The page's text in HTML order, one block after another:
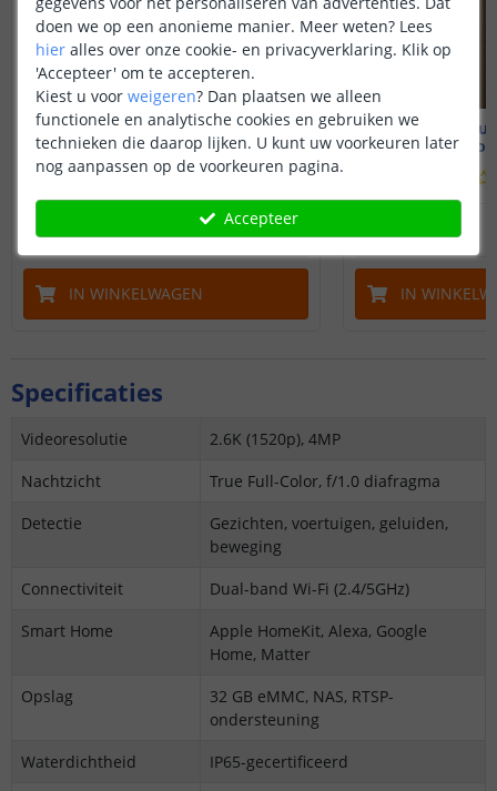
Aqara Camera Hub G3
Met AI-gezichtsherkenning
119,99
IN WINKELWAGEN
Aqara
Met
IN
Specificaties
Videoresolutie
2.6K (1520p), 4MP
Nachtzicht
True Full-Color, f/1.0 diafragma
Detectie
Gezichten, voertuigen, geluiden,
beweging
Connectiviteit
Dual-band Wi-Fi (2.4/5GHz)
Smart Home
Apple HomeKit, Alexa, Google
Home, Matter
Opslag
32 GB eMMC, NAS, RTSP-
ondersteuning
Waterdichtheid
IP65-gecertificeerd
doen we op een anonieme manier. Meer weten? Lees
hier alles over onze cookie- en privacyverklaring. Klik op
'Accepteer' om te accepteren.
Kiest u voor weigeren? Dan plaatsen we alleen
functionele en analytische cookies en gebruiken we
technieken die daarop lijken. U kunt uw voorkeuren later
nog aanpassen op de voorkeuren pagina.
Accepteer